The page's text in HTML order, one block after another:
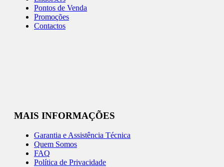
Pontos de Venda
Promoções
Contactos
MAIS INFORMAÇÕES
Garantia e Assistência Técnica
Quem Somos
FAQ
Política de Privacidade